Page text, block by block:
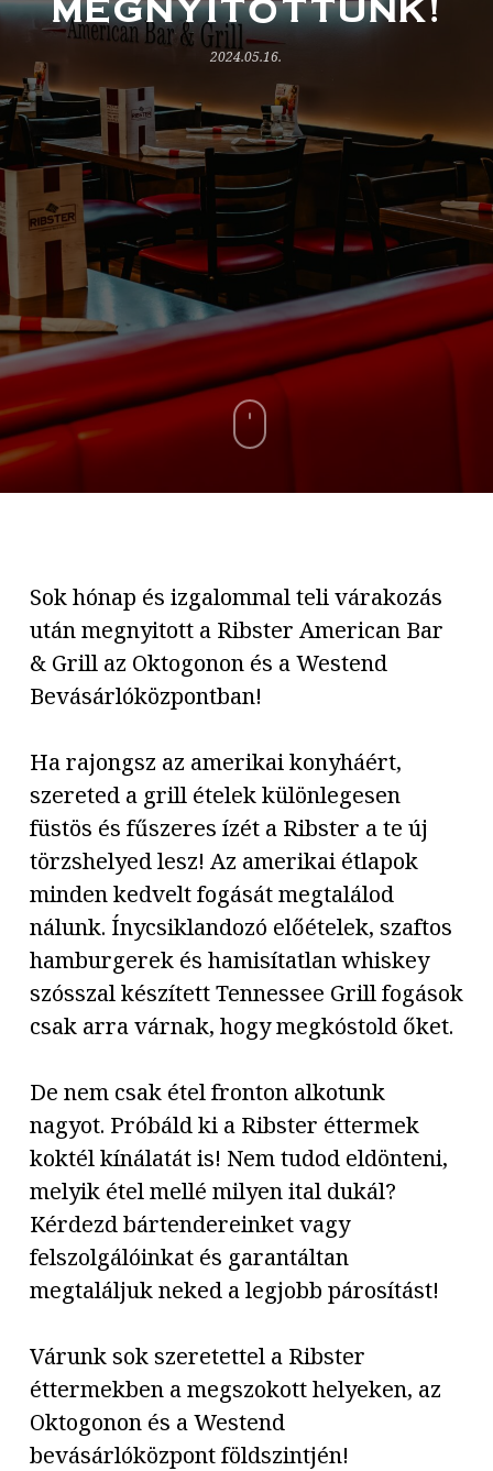
MEGNYITOTTUNK!
2024.05.16.
Sok hónap és izgalommal teli várakozás
után megnyitott a Ribster American Bar
& Grill az Oktogonon és a Westend
Bevásárlóközpontban!
Ha rajongsz az amerikai konyháért,
szereted a grill ételek különlegesen
füstös és fűszeres ízét a Ribster a te új
törzshelyed lesz! Az amerikai étlapok
minden kedvelt fogását megtalálod
nálunk. Ínycsiklandozó előételek, szaftos
hamburgerek és hamisítatlan whiskey
szósszal készített Tennessee Grill fogások
csak arra várnak, hogy megkóstold őket.
De nem csak étel fronton alkotunk
nagyot. Próbáld ki a Ribster éttermek
koktél kínálatát is! Nem tudod eldönteni,
melyik étel mellé milyen ital dukál?
Kérdezd bártendereinket vagy
felszolgálóinkat és garantáltan
megtaláljuk neked a legjobb párosítást!
Várunk sok szeretettel a Ribster
éttermekben a megszokott helyeken, az
Oktogonon és a Westend
bevásárlóközpont földszintjén!